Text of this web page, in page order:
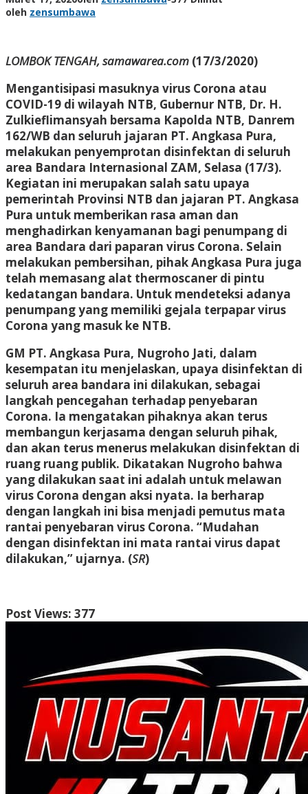
oleh zensumbawa
LOMBOK TENGAH, samawarea.com (17/3/2020)
Mengantisipasi masuknya virus Corona atau
COVID-19 di wilayah NTB, Gubernur NTB, Dr. H.
Zulkieflimansyah bersama Kapolda NTB, Danrem
162/WB dan seluruh jajaran PT. Angkasa Pura,
melakukan penyemprotan disinfektan di seluruh
area Bandara Internasional ZAM, Selasa (17/3).
Kegiatan ini merupakan salah satu upaya
pemerintah Provinsi NTB dan jajaran PT. Angkasa
Pura untuk memberikan rasa aman dan
menghadirkan kenyamanan bagi penumpang di
area Bandara dari paparan virus Corona. Selain
melakukan pembersihan, pihak Angkasa Pura juga
telah memasang alat thermoscaner di pintu
kedatangan bandara. Untuk mendeteksi adanya
penumpang yang memiliki gejala terpapar virus
Corona yang masuk ke NTB.
GM PT. Angkasa Pura, Nugroho Jati, dalam
kesempatan itu menjelaskan, upaya disinfektan di
seluruh area bandara ini dilakukan, sebagai
langkah pencegahan terhadap penyebaran
Corona. Ia mengatakan pihaknya akan terus
membangun kerjasama dengan seluruh pihak,
dan akan terus menerus melakukan disinfektan di
ruang ruang publik. Dikatakan Nugroho bahwa
yang dilakukan saat ini adalah untuk melawan
virus Corona dengan aksi nyata. Ia berharap
dengan langkah ini bisa menjadi pemutus mata
rantai penyebaran virus Corona. “Mudahan
dengan disinfektan ini mata rantai virus dapat
dilakukan,” ujarnya. (SR)
Post Views: 377